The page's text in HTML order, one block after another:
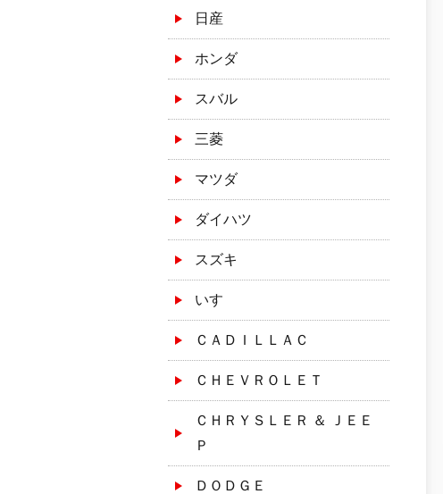
日産
ホンダ
スバル
三菱
マツダ
ダイハツ
スズキ
いすゞ
ＣＡＤＩＬＬＡＣ
ＣＨＥＶＲＯＬＥＴ
ＣＨＲＹＳＬＥＲ ＆ ＪＥＥ
Ｐ
ＤＯＤＧＥ